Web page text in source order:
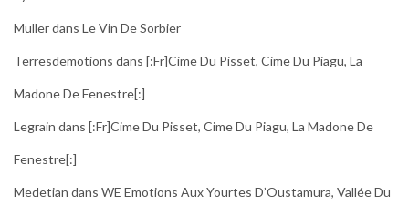
Mullerdans Le Vin De Sorbier
Terresdemotions dans [:fr]Cime Du Pisset, Cime Du Piagu, La
Madone De Fenestre[:]
Legrain dans [:fr]Cime Du Pisset, Cime Du Piagu, La Madone De
Fenestre[:]
Medetian dans WE Emotions Aux Yourtes D’Oustamura, Vallée Du